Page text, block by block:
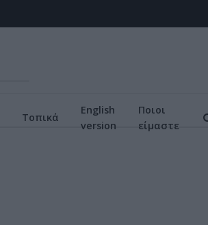
Τοπικά
English
version
Ποιοι
είμαστε